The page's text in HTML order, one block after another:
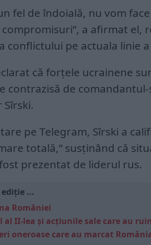
fel de îndoială, nu vom
a afirmat el,
conflictului pe actuala linie
că forțele ucrainene
contrazisă de
Sîrski.
pe Telegram, Sîrski a
totală,” susținând că
prezentat de liderul rus.
...
României
al II-lea și acțiunile sale care au
oneroase care au marcat